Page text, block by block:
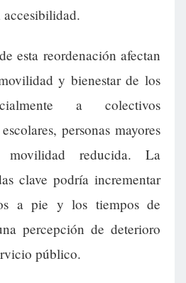
esta reordenación afectan
y bienestar de los
a colectivos
personas mayores
reducida. La
clave podría incrementar
a pie y los tiempos de
percepción de deterioro
público.